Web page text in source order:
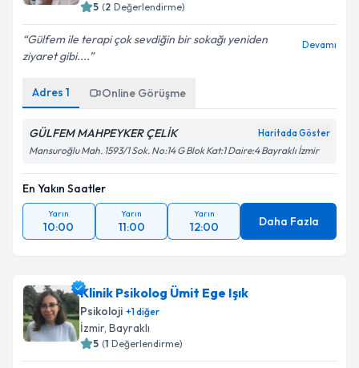
5 (2 Değerlendirme)
Gülfem ile terapi çok sevdiğin bir sokağı yeniden
ziyaret gibi....
Devamı
Adres 1 Online Görüşme
GÜLFEM MAHPEYKER ÇELİK Haritada Göster
Mansuroğlu Mah. 1593/1 Sok. No:14 G Blok Kat:1 Daire:4 Bayraklı İzmir
En Yakın Saatler
Yarın
10:00
Yarın
11:00
Yarın
12:00 Daha Fazla
Klinik Psikolog Ümit Ege Işık
Psikoloji +1diğer
İzmir, Bayraklı
5 (1 Değerlendirme)